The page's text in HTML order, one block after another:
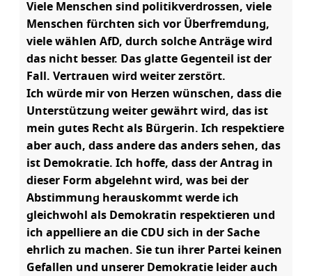
Viele Menschen sind politikverdrossen, viele
Menschen fürchten sich vor Überfremdung,
viele wählen AfD, durch solche Anträge wird
das nicht besser. Das glatte Gegenteil ist der
Fall. Vertrauen wird weiter zerstört.
Ich würde mir von Herzen wünschen, dass die
Unterstützung weiter gewährt wird, das ist
mein gutes Recht als Bürgerin. Ich respektiere
aber auch, dass andere das anders sehen, das
ist Demokratie. Ich hoffe, dass der Antrag in
dieser Form abgelehnt wird, was bei der
Abstimmung herauskommt werde ich
gleichwohl als Demokratin respektieren und
ich appelliere an die CDU sich in der Sache
ehrlich zu machen. Sie tun ihrer Partei keinen
Gefallen und unserer Demokratie leider auch